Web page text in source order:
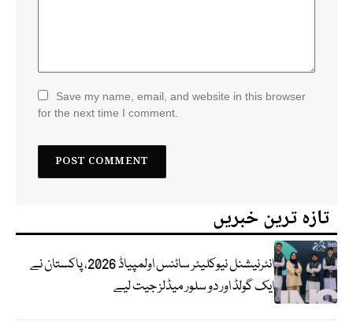
Save my name, email, and website in this browser
for the next time I comment.
تازہ ترین خبریں
انٹرنیشنل نیوکلیئر سائنس اولمپیاڈ 2026، پاکستان نے
ایک گولڈ اور دو سلور میڈلز جیت لیے